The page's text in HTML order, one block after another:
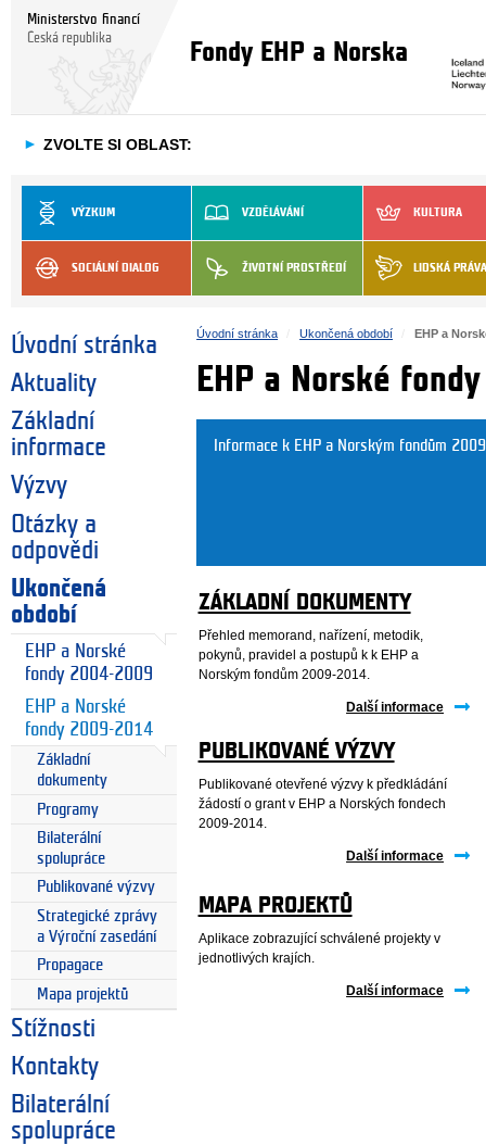
Ministerstvo financí
Česká republika
Fondy EHP a Norska
► ZVOLTE SI OBLAST:
VÝZKUM VZDĚLÁVÁNÍ KULTURA
SOCIÁLNÍ DIALOG ŽIVOTNÍ PROSTŘEDÍ LIDSKÁ PRÁVA
Úvodní stránka
Aktuality
Základní
informace
Výzvy
Otázky a
odpovědi
Ukončená
období
EHP a Norské
fondy 2004-2009
EHP a Norské
fondy 2009-2014
Základní
dokumenty
Programy
Bilaterální
spolupráce
Publikované výzvy
Strategické zprávy
a Výroční zasedání
Propagace
Mapa projektů
Stížnosti
Kontakty
Bilaterální
spolupráce
Úvodní stránka Ukončená období EHP a
EHP a Norské
Informace k EHP a Norským fondům
ZÁKLADNÍ DOKUMENTY
Přehled memorand, nařízení, metodik,
pokynů, pravidel a postupů k k EHP a
Norským fondům 2009-2014.
Další informace
PUBLIKOVANÉ VÝZVY
Publikované otevřené výzvy k předkládání
žádostí o grant v EHP a Norských fondech
2009-2014.
Další informace
MAPA PROJEKTŮ
Aplikace zobrazující schválené projekty v
jednotlivých krajích.
Další informace